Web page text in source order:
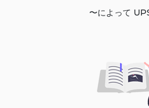
〜によって